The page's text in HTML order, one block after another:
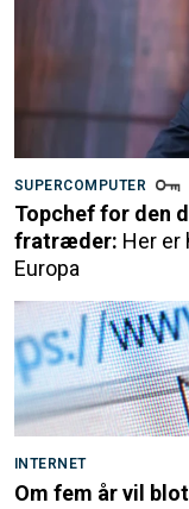
SUPERCOMPUTER
Topchef for den
fratræder: Her er
Europa
INTERNET
Om fem år vil